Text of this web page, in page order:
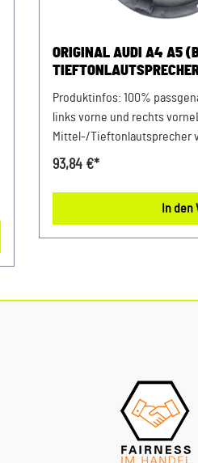
ORIGINAL AUDI A4 A5
Produktinfos: 100%
links vorne und rechts
Mittel-/Tieftonlautsprecher
Lautsprecher (PR-Nummer
2015Audi A5 / S5 (B8)
Sportback / Coupé 2008 -
93,84 €*
In den